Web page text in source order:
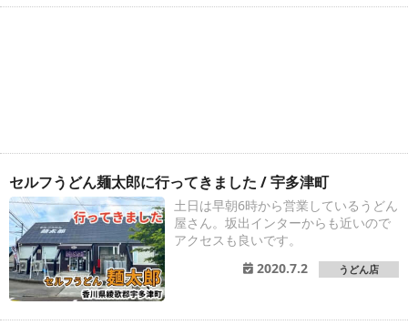
セルフうどん麺太郎に行ってきました / 宇多津町
土日は早朝6時から営業しているうどん
屋さん。坂出インターからも近いので
アクセスも良いです。
2020.7.2
うどん店